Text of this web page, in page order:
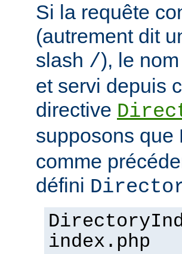
Si la requête
(autrement dit
slash /), le
et servi depuis
directive
supposons que
comme
défini
index.php